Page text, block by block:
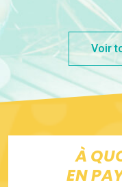
Voir
À
EN